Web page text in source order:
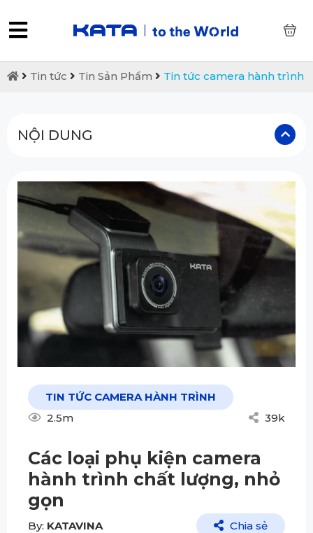
Tin tức Tin Sản Phẩm Tin tức camera hành trình
NỘI DUNG
TIN TỨC CAMERA HÀNH TRÌNH
2.5m
39k
Các loại phụ kiện camera
hành trình chất lượng, nhỏ
gọn
By: KATAVINA
Chia sẻ